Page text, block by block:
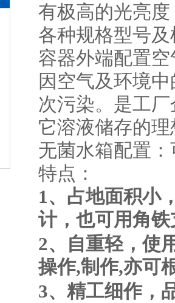
有极高的光亮
各种规格型号
容器外端配置
因空气及环境
次污染。是工
它溶液储存的
无菌水箱配置
特点：
1、占地面积小
计，也可用角
2、自重轻，使
操作,制作,亦可
3、精工细作，